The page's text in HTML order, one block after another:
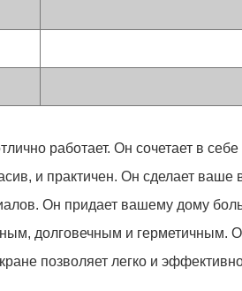
работает. Он сочетает в
и практичен. Он сделает
Он придает вашему дому
долговечным и
позволяет легко и